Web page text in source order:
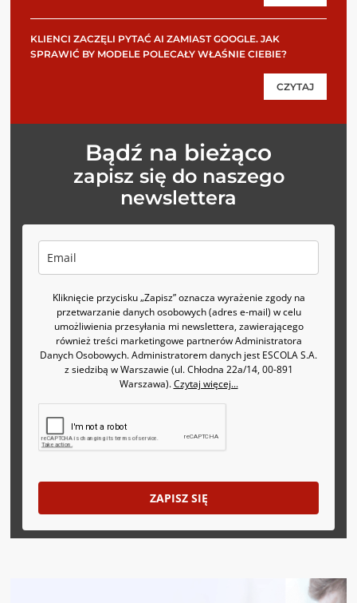
KLIENCI ZACZĘLI PYTAĆ AI ZAMIAST GOOGLE. JAK
SPRAWIĆ BY MODELE POLECAŁY WŁAŚNIE CIEBIE?
CZYTAJ
Bądź na bieżąco
zapisz się do naszego
newslettera
Kliknięcie przycisku „Zapisz” oznacza wyrażenie zgody na
przetwarzanie danych osobowych (adres e-mail) w celu
umożliwienia przesyłania mi newslettera, zawierającego
również treści marketingowe partnerów Administratora
Danych Osobowych. Administratorem danych jest ESCOLA S.A.
z siedzibą w Warszawie (ul. Chłodna 22a/14, 00-891
Warszawa).Czytaj więcej...
ZAPISZ SIĘ